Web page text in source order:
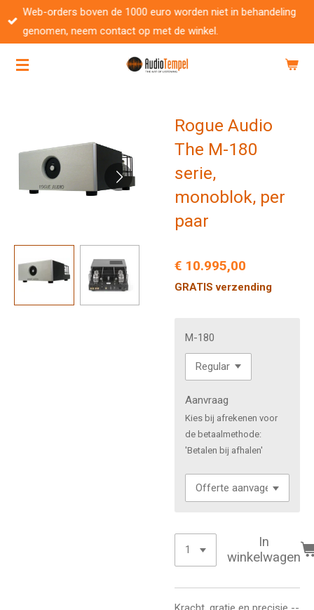
Ga
direct
de
Web-orders boven de 1000 euro worden niet in behandeling
genomen, neem contact op met de winkel.
Rogue Audio
The M-180
serie,
monoblok, per
paar
€ 10.995,00
GRATIS verzending
M-180
Aanvraag
Kies bij afrekenen voor
de betaalmethode:
'Betalen bij afhalen'
In
winkelwagen